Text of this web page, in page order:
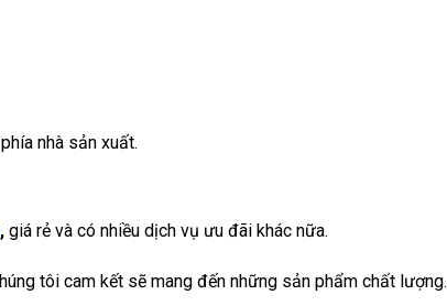
nhà sản xuất.
, giá rẻ và có nhiều dịch vụ ưu đãi khác nữa.
tôi cam kết sẽ mang đến những sản phẩm chất lượng.